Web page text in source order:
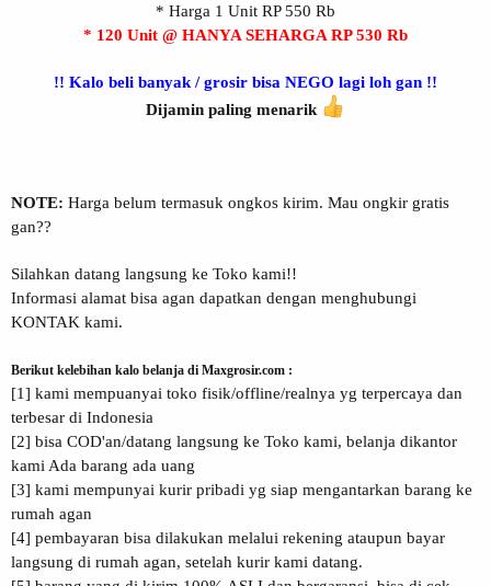
* Harga 1 Unit RP 550 Rb
* 120 Unit @ HANYA SEHARGA RP 530 Rb
!! Kalo beli banyak / grosir bisa NEGO lagi loh gan !!
Dijamin paling menarik
NOTE: Harga belum termasuk ongkos kirim. Mau ongkir gratis
gan??
Silahkan datang langsung ke Toko kami!!
Informasi alamat bisa agan dapatkan dengan menghubungi
KONTAK kami.
Berikut kelebihan kalo belanja di Maxgrosir.com :
[1] kami mempuanyai toko fisik/offline/realnya yg terpercaya dan
terbesar di Indonesia
[2] bisa COD'an/datang langsung ke Toko kami, belanja dikantor
kami Ada barang ada uang
[3] kami mempunyai kurir pribadi yg siap mengantarkan barang ke
rumah agan
[4] pembayaran bisa dilakukan melalui rekening ataupun bayar
langsung di rumah agan, setelah kurir kami datang.